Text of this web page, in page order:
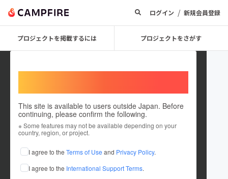
ログイン / 新規会員登録
プロジェクトを掲載するには プロジェクトをさがす
This site is available to users outside Japan. Before
continuing, please confirm the following.
※ Some features may not be available depending on your
country, region, or project.
I agree to the Terms of Use and Privacy Policy.
I agree to the International Support Terms.
N MaSaTo
これまでに45回支援して3件のプロジェクトを投稿しています
在住国：日本 現在地：神奈川県